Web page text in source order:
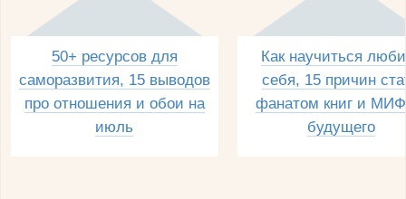
50+ ресурсов для
саморазвития, 15 выводов
про отношения и обои на
июль
Как научиться
себя, 15 причин
фанатом книг и
будущего